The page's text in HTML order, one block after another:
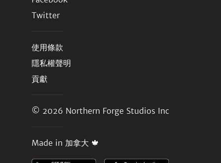
Twitter
使用條款
隱私權聲明
貢獻
© 2026 Northern Forge Studios Inc
Made in 加拿大 🍁